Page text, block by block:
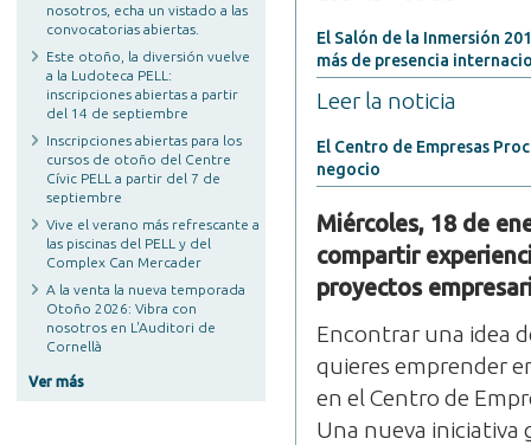
nosotros, echa un vistado a las
convocatorias abiertas.
Este otoño, la diversión vuelve
a la Ludoteca PELL:
inscripciones abiertas a partir
del 14 de septiembre
Inscripciones abiertas para los
cursos de otoño del Centre
Cívic PELL a partir del 7 de
septiembre
Vive el verano más refrescante a
las piscinas del PELL y del
Complex Can Mercader
A la venta la nueva temporada
Otoño 2026: Vibra con
nosotros en L'Auditori de
Cornellà
Ver más
El Salón de la Inmersión
más de presencia
Leer la noticia
El Centro de Empresas
negocio
Miércoles, 18 de
compartir
proyectos
Encontrar una idea
quieres emprender
en el Centro de
Una nueva iniciativa